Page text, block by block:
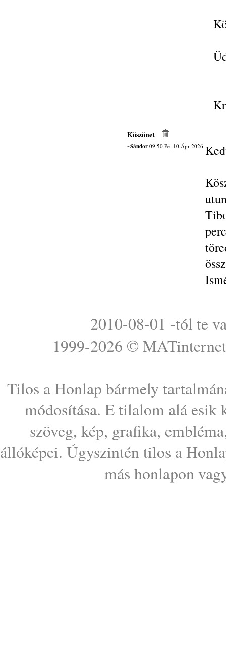
Köszönet
~Sándor09:50 Pé, 10 Ápr 2026
2010-08-01 -tól te
1999-2026 © MATinternet
Tilos a Honlap bármely
módosítása. E tilalom alá esik
szöveg, kép, grafika,
állóképei. Úgyszintén tilos a
más honlapon